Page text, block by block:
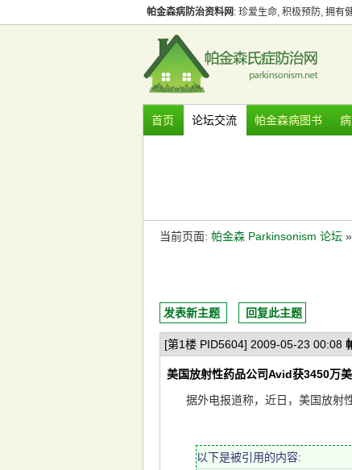
帕金森病防治资料网 : 珍爱生命, 积极预防, 拥有
首页 论坛交流 帕金森病图书
当前页面: 帕金森 Parkinsonism 论坛 »
发表新主题 回复此主题
[第1楼 PID5604] 2009-05-23 00:08
美国放射性药品公司Avid获3450万
据外电报道称，近日，美国放射性
以下是被引用的内容: